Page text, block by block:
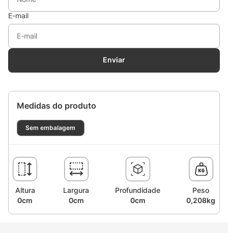
E-mail
Enviar
Medidas do produto
Sem embalagem
Altura
0cm
Largura
0cm
Profundidade
0cm
Peso
0,208kg